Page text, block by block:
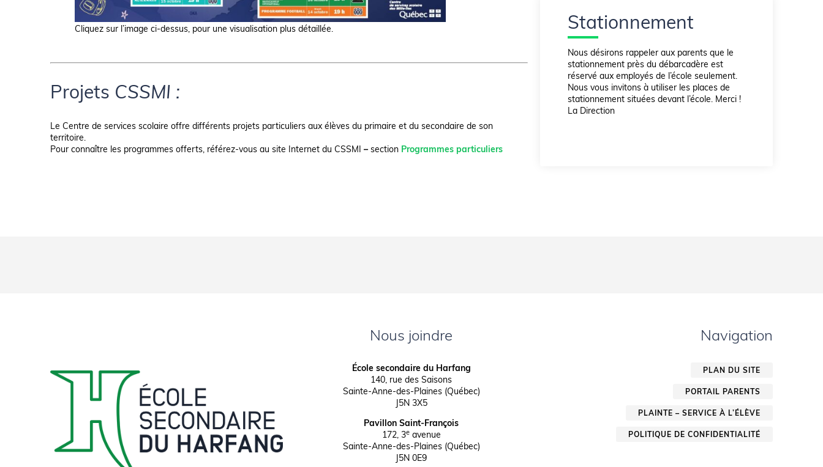
Cliquez sur l’image ci-dessus, pour une visualisation plus détaillée.
Projets CSSMI :
Le Centre de services scolaire offre différents projets particuliers aux élèves du primaire et du secondaire de son
territoire.
Pour connaître les programmes offerts, référez-vous au site Internet du CSSMI – section Programmes particuliers
Stationnement
Nous désirons rappeler aux parents que le
stationnement près du débarcadère est
réservé aux employés de l’école seulement.
Nous vous invitons à utiliser les places de
stationnement situées devant l’école. Merci !
La Direction
Nous joindre
École secondaire du Harfang
140, rue des Saisons
Sainte-Anne-des-Plaines (Québec)
J5N 3X5
Pavillon Saint-François
172, 3eavenue
Sainte-Anne-des-Plaines (Québec)
J5N 0E9
Navigation
PLAN DU SITE
PORTAIL PARENTS
PLAINTE – SERVICE À L’ÉLÈVE
POLITIQUE DE CONFIDENTIALITÉ